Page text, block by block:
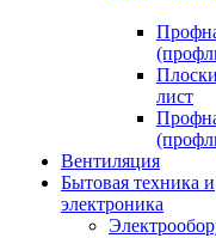
лист
Вентиляция
Бытовая техника и
электроника